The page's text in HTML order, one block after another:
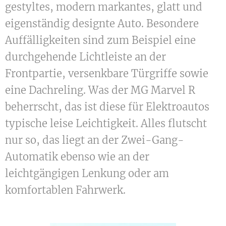
gestyltes, modern markantes, glatt und
eigenständig designte Auto. Besondere
Auffälligkeiten sind zum Beispiel eine
durchgehende Lichtleiste an der
Frontpartie, versenkbare Türgriffe sowie
eine Dachreling. Was der MG Marvel R
beherrscht, das ist diese für Elektroautos
typische leise Leichtigkeit. Alles flutscht
nur so, das liegt an der Zwei-Gang-
Automatik ebenso wie an der
leichtgängigen Lenkung oder am
komfortablen Fahrwerk.